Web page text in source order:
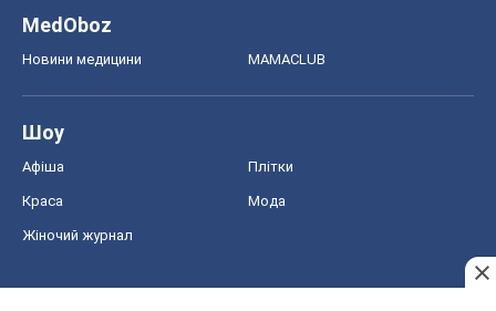
MedOboz
Новини медицини MAMACLUB
Шоу
Афіша Плітки
Краса Мода
Жіночий журнал